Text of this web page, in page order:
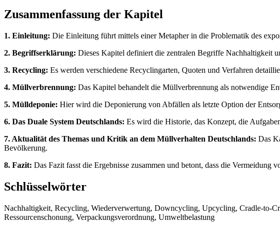
Zusammenfassung der Kapitel
1. Einleitung: Die Einleitung führt mittels einer Metapher in die Problematik des
2. Begriffserklärung: Dieses Kapitel definiert die zentralen Begriffe Nachhaltigkeit
3. Recycling: Es werden verschiedene Recyclingarten, Quoten und Verfahren
4. Müllverbrennung: Das Kapitel behandelt die Müllverbrennung als notwendige
5. Mülldeponie: Hier wird die Deponierung von Abfällen als letzte Option der
6. Das Duale System Deutschlands: Es wird die Historie, das Konzept, die
7. Aktualität des Themas und Kritik an dem Müllverhalten Deutschlands: Das
Bevölkerung.
8. Fazit: Das Fazit fasst die Ergebnisse zusammen und betont, dass die
Schlüsselwörter
Nachhaltigkeit, Recycling, Wiederverwertung, Downcycling, Upcycling, Cradle-to-
Ressourcenschonung, Verpackungsverordnung, Umweltbelastung